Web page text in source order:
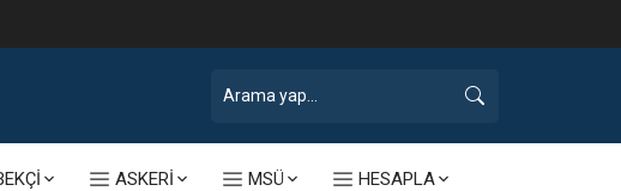
ASKERİ MSÜ HESAPLA